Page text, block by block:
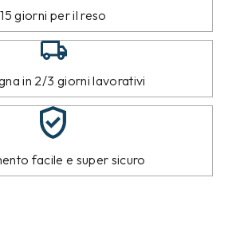
15 giorni per il reso
in 2/3 giorni lavorativi
facile e super sicuro